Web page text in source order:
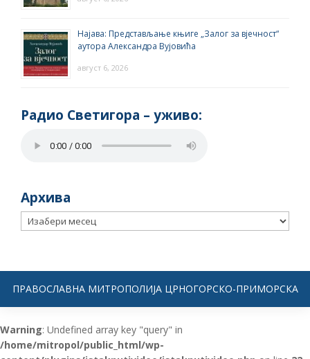
Најава: Представљање књиге „Залог за вјечност“
аутора Александра Вујовића
август 6, 2026
Радио Светигора – yживо:
Архива
Архива
ПРАВОСЛАВНА МИТРОПОЛИЈА ЦРНОГОРСКО-ПРИМОРСКА
Warning: Undefined array key "query" in
/home/mitropol/public_html/wp-